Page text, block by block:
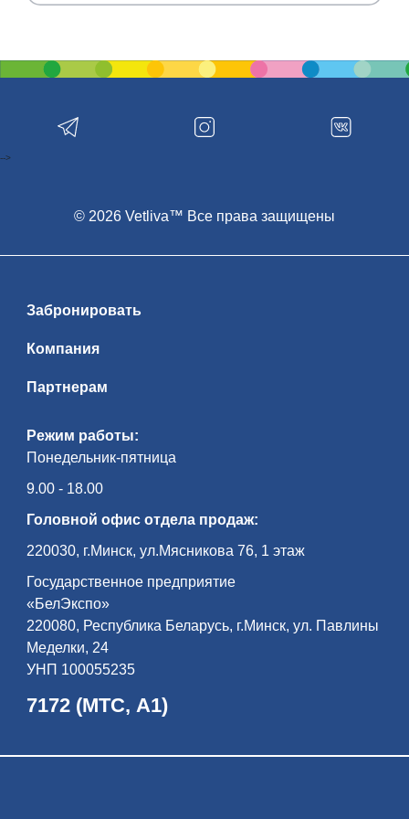
Режим работы:
Понедельник-пятница
9.00 - 18.00
Головной офис отдела продаж:
220030, г.Минск, ул.Мясникова 76, 1 этаж
Государственное предприятие
«БелЭкспо»
220080, Республика Беларусь, г.Минск, ул. Павлины
Меделки, 24
УНП 100055235
7172 (МТС, А1)
Забронировать
Компания
Партнерам
© 2026 Vetliva™ Все права защищены
-->